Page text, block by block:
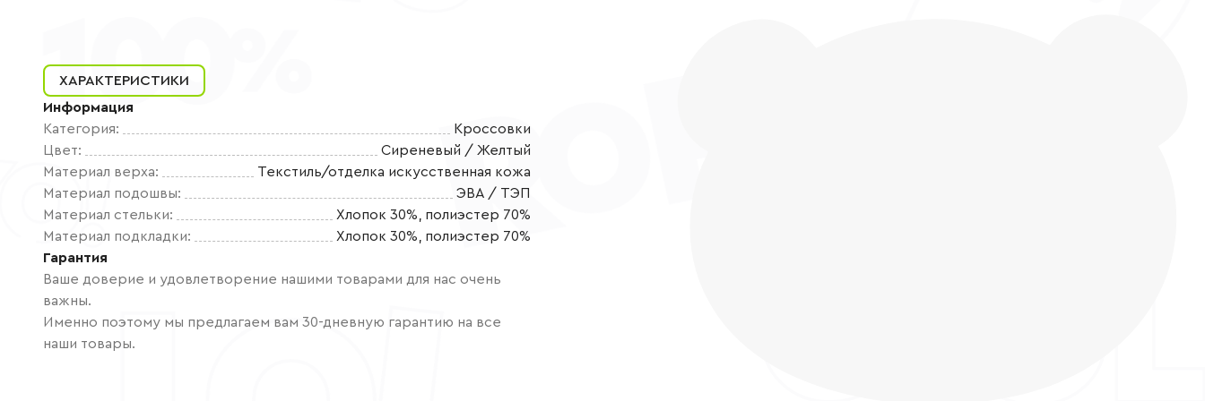
ХАРАКТЕРИСТИКИ
Информация
Категория:
Кроссовки
Цвет:
Сиреневый / Желтый
Материал верха:
Текстиль/отделка искусственная кожа
Материал подошвы:
ЭВА / ТЭП
Материал стельки:
Хлопок 30%, полиэстер 70%
Материал подкладки:
Хлопок 30%, полиэстер 70%
Гарантия
Ваше доверие и удовлетворение нашими товарами для нас очень
важны.
Именно поэтому мы предлагаем вам 30-дневную гарантию на все
наши товары.